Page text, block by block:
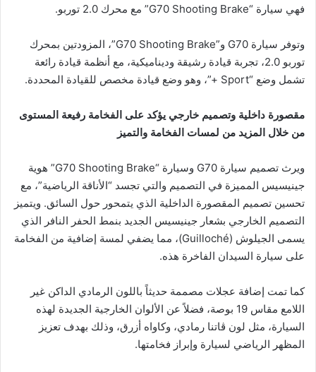
فهي سيارة “G70 Shooting Brake” مع محرك 2.0 توربو.
وتوفر سيارة G70 و”G70 Shooting Brake”، المزودتين بمحرك
توربو 2.0، تجربة قيادة رشيقة وديناميكية، مع أنظمة قيادة رائعة
تشمل وضع “Sport +”، وهو وضع قيادة مخصص للقيادة المحددة.
مقصورة داخلية وتصميم خارجي يؤكد على الفخامة رفيعة المستوى
من خلال المزيد من لمسات الفخامة والتميز
ويرث تصميم سيارة G70 وسيارة “G70 Shooting Brake” هوية
جينيسيس المميزة في التصميم والتي تجسد “الأناقة الرياضية”، مع
تحسين تصميم المقصورة الداخلية الذي يتمحور حول السائق. ويتميز
التصميم الخارجي بشعار جينيسيس الجديد بنمط الحفر النافر الذي
يسمى الجيلوش (Guilloché)، مما يضفي لمسة إضافية من الفخامة
على سيارة السيدان الفاخرة هذه.
كما تمت إضافة عجلات مصممة حديثاً باللون الرمادي الداكن غير
اللامع مقاس 19 بوصة، فضلاً عن الألوان الخارجية الجديدة لهذه
السيارة، مثل لون ڤاتنا رمادي، وكاواه أزرق، وذلك بهدف تعزيز
المظهر الرياضي لسيارة وإبراز فخامتها.